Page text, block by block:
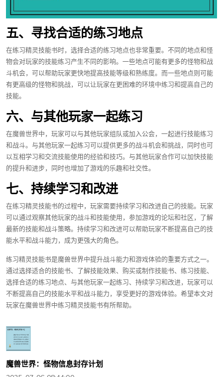
五、寻找合适的练习地点
在练习精灵技能书时，选择合适的练习地点也非常重要。不同的地点和怪
物会对玩家的技能练习产生不同的影响。一些地点可能有更多的怪物和战
斗机会，可以帮助玩家更快地提高技能等级和熟练度。而一些地点则可能
有更高级的怪物和挑战，可以让玩家在更困难的环境中练习和提高自己的
技能。
六、与其他玩家一起练习
在魔兽世界中，玩家可以与其他玩家组队或加入公会，一起进行技能练习
和战斗。与其他玩家一起练习可以提供更多的战斗机会和挑战，同时也可
以互相学习和交流技能使用的经验和技巧。与其他玩家合作可以加快技能
的提升和进步，同时也增加了游戏的乐趣和社交性。
七、持续学习和改进
在练习精灵技能书的过程中，玩家需要持续学习和改进自己的技能。玩家
可以通过观察其他玩家的战斗和技能使用，参加游戏的论坛和社区，了解
最新的技能和战斗策略。持续学习和改进可以帮助玩家不断提高自己的技
能水平和战斗能力，成为更强大的角色。
练习精灵技能书是魔兽世界中提升战斗能力和游戏体验的重要方式之一。
通过选择适合的技能书、了解技能效果、购买或制作技能书、练习技能、
选择合适的练习地点、与其他玩家一起练习、持续学习和改进，玩家可以
不断提高自己的技能水平和战斗能力，享受更好的游戏体验。希望本文对
玩家在魔兽世界中练习精灵技能书有所帮助。
魔兽世界：怪物信息封存计划